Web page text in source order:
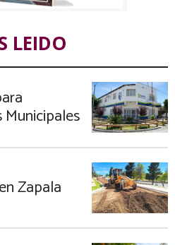
LEIDO
Municipales
Zapala